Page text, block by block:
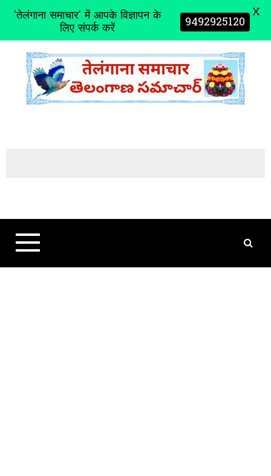
t
'तेलंगाना समाचार' में आपके विज्ञापन के
लिए संपर्क करें 9492925120 X